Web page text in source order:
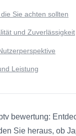
Sie achten sollten
und Zuverlässigkeit
Leistung
bewertung:
Sie heraus, ob